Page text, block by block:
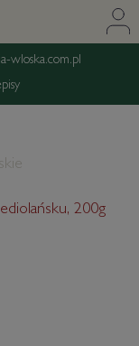
wloska.com.pl
200g